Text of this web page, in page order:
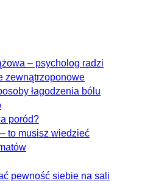
– psycholog radzi
zewnątrzoponowe
łagodzenia bólu
poród?
to musisz wiedzieć
pewność siebie na sali